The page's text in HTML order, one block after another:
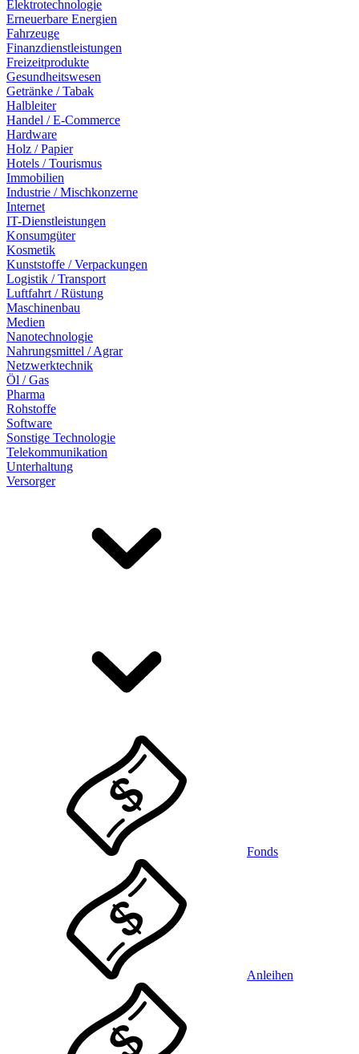
Elektrotechnologie
Erneuerbare Energien
Fahrzeuge
Finanzdienstleistungen
Freizeitprodukte
Gesundheitswesen
Getränke / Tabak
Halbleiter
Handel / E-Commerce
Hardware
Holz / Papier
Hotels / Tourismus
Immobilien
Industrie / Mischkonzerne
Internet
IT-Dienstleistungen
Konsumgüter
Kosmetik
Kunststoffe / Verpackungen
Logistik / Transport
Luftfahrt / Rüstung
Maschinenbau
Medien
Nanotechnologie
Nahrungsmittel / Agrar
Netzwerktechnik
Öl / Gas
Pharma
Rohstoffe
Software
Sonstige Technologie
Telekommunikation
Unterhaltung
Versorger
Fonds
Anleihen